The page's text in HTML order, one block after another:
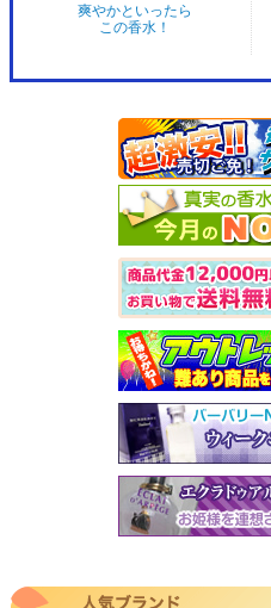
爽やかといったら
この香水！